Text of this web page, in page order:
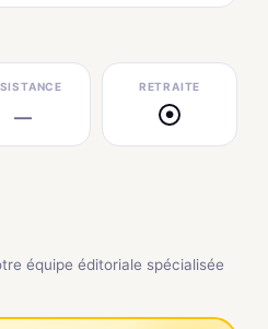
—
RETRAITE
●
équipe éditoriale spécialisée